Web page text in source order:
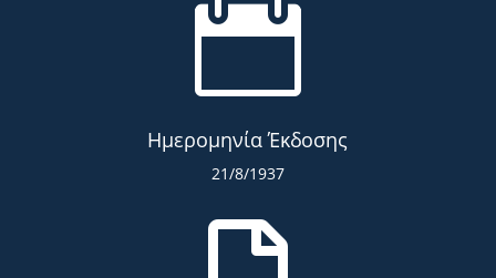

Ημερομηνία Έκδοσης
21/8/1937